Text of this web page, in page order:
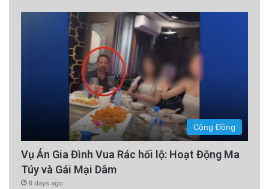
Cộng Đồng
Vụ Án Gia Đình Vua Rác hối lộ: Hoạt Động Ma
Túy và Gái Mại Dâm
6 days ago